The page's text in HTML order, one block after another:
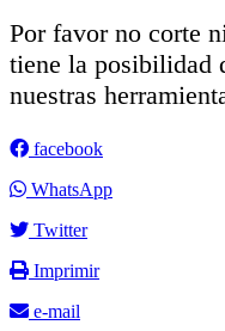
Por favor no corte
tiene la posibilidad
nuestras
facebook
WhatsApp
Twitter
Imprimir
e-mail